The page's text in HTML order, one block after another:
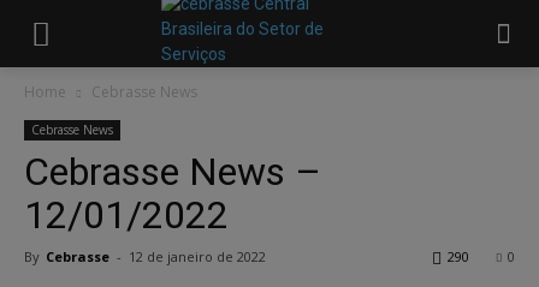
Home Cebrasse News
Cebrasse News
Cebrasse News –
12/01/2022
By Cebrasse - 12 de janeiro de 2022 0
290